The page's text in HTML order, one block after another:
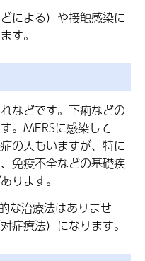
による）や接触感染に
す。
などです。下痢などの
。MERSに感染して
の人もいますが、特に
免疫不全などの基礎疾
ります。
な治療法はありませ
症療法）になります。